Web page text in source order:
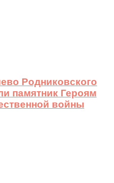
Родниковского
памятник Героям
войны